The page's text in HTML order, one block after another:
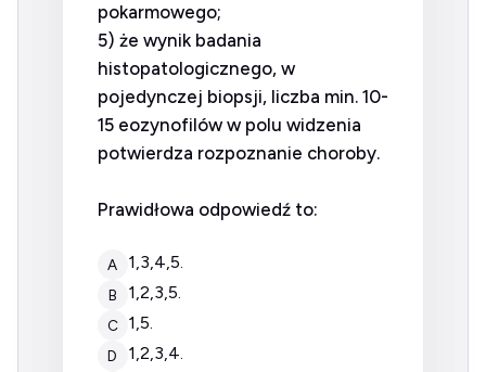
pokarmowego;
5) że wynik badania
histopatologicznego, w
pojedynczej biopsji, liczba min. 10-
15 eozynofilów w polu widzenia
potwierdza rozpoznanie choroby.
Prawidłowa odpowiedź to:
A 1,3,4,5.
B 1,2,3,5.
C 1,5.
D 1,2,3,4.